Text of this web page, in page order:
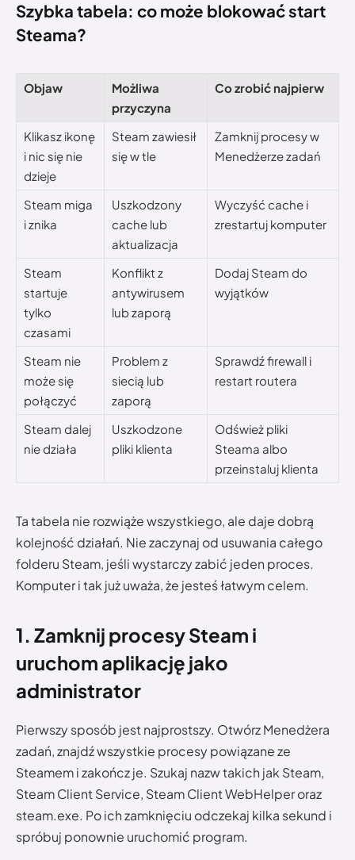
Szybka tabela: co może blokować start
Steama?
Objaw
Możliwa
przyczyna
Co zrobić najpierw
Klikasz ikonę
i nic się nie
dzieje
Steam zawiesił
się w tle
Zamknij procesy w
Menedżerze zadań
Steam miga
i znika
Uszkodzony
cache lub
aktualizacja
Wyczyść cache i
zrestartuj komputer
Steam
startuje
tylko
czasami
Konflikt z
antywirusem
lub zaporą
Dodaj Steam do
wyjątków
Steam nie
może się
połączyć
Problem z
siecią lub
zaporą
Sprawdź firewall i
restart routera
Steam dalej
nie działa
Uszkodzone
pliki klienta
Odśwież pliki
Steama albo
przeinstaluj klienta
Ta tabela nie rozwiąże wszystkiego, ale daje dobrą
kolejność działań. Nie zaczynaj od usuwania całego
folderu Steam, jeśli wystarczy zabić jeden proces.
Komputer i tak już uważa, że jesteś łatwym celem.
1. Zamknij procesy Steam i
uruchom aplikację jako
administrator
Pierwszy sposób jest najprostszy. Otwórz Menedżera
zadań, znajdź wszystkie procesy powiązane ze
Steamem i zakończ je. Szukaj nazw takich jak Steam,
Steam Client Service, Steam Client WebHelper oraz
steam.exe. Po ich zamknięciu odczekaj kilka sekund i
spróbuj ponownie uruchomić program.